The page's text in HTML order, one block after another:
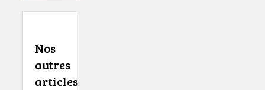
Nos
autres
articles